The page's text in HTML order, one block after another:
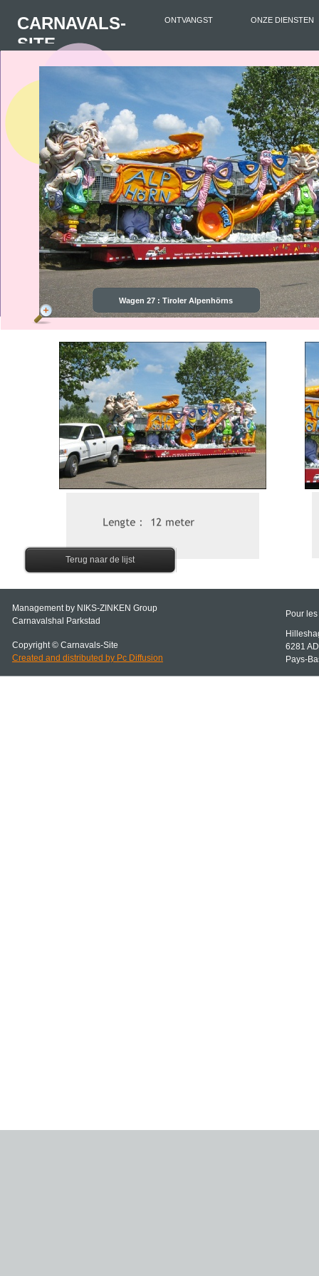
Pour
Copyright © Carnavals-Site
Created and distributed by Pc Diffusion
6281
Pays-
Management by NIKS-ZINKEN Group
Carnavalshal Parkstad
Terug naar de lijst
CARNAVALS-
SITE
Wagen 27 : Tiroler Alpenhörns
ONTVANGST ONZE DIENSTEN